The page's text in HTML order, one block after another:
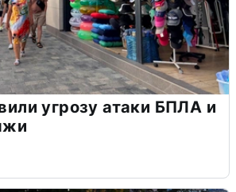
угрозу атаки БПЛА и